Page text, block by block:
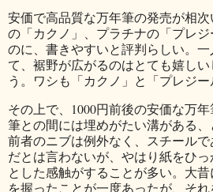
安価で高品質な万年筆の発売が相
の「カクノ」、プラチナの「プレ
のに、書きやすいと評判らしい。
て、裾野が広がるのはとても嬉し
う。ワシも「カクノ」と「プレジー
その上で、1000円前後の安価な万
筆との間には埋めがたい溝がある、
前者のニブは例外なく、スチール
だとは言わないが、やはり紙をひ
とした感触がすることが多い。大
を握ったことが一度あったが、そ